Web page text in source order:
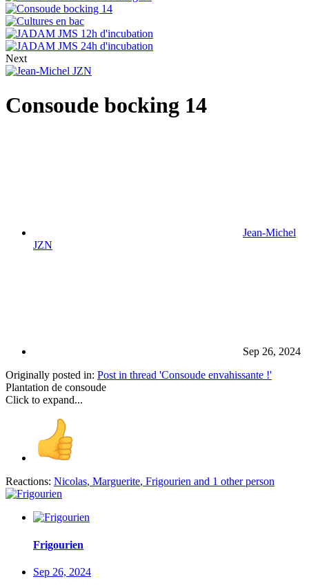
Next
Consoude bocking 14
Jean-Michel
JZN
Sep 26, 2024
Originally posted in: Post in thread 'Consoude envahissante !'
Plantation de consoude
Click to expand...
Reactions: Nicolas, Marguerite, Frigourien and 1 other person
Frigourien
Sep 26, 2024